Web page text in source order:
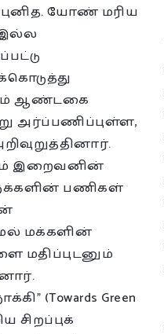
யோண் மரிய
இல்ல
ஆண்டகை
அர்ப்பணிப்புள்ள,
இறைவனின்
பணிகள்
மக்களின்
மதிப்புடனும்
(Towards Green
சிறப்புக்